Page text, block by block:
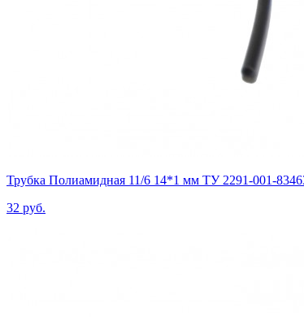
Трубка Полиамидная 11/6 14*1 мм ТУ 2291-001-
32 руб.